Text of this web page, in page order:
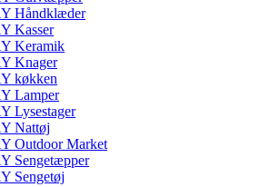
Håndklæder
Kasser
Keramik
Knager
køkken
Lamper
Lysestager
Nattøj
Outdoor Market
Sengetæpper
Sengetøj